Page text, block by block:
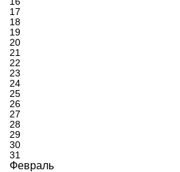
17
18
19
20
21
22
23
24
25
26
27
28
29
30
31
Февраль